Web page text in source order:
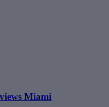
Miami